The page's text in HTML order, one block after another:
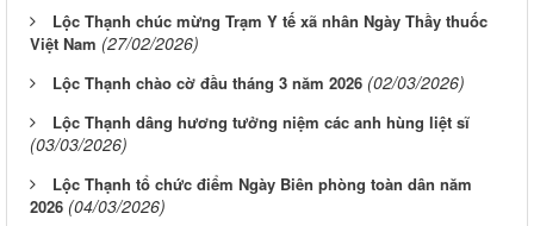
Lộc Thạnh chúc mừng Trạm Y tế xã nhân Ngày Thầy thuốc
Việt Nam (27/02/2026)
Lộc Thạnh chào cờ đầu tháng 3 năm 2026 (02/03/2026)
Lộc Thạnh dâng hương tưởng niệm các anh hùng liệt sĩ
(03/03/2026)
Lộc Thạnh tổ chức điểm Ngày Biên phòng toàn dân năm
2026 (04/03/2026)